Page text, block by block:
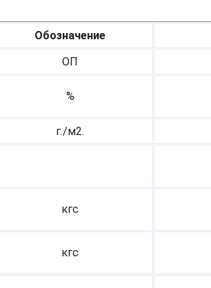
Обозначение
ОП
%
г./м2.
кгс
кгс